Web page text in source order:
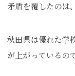
矛盾を覆したのは
秋田県は優れた学
が上がっているので